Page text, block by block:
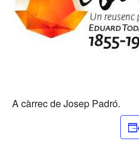
A càrrec de Josep Padró.